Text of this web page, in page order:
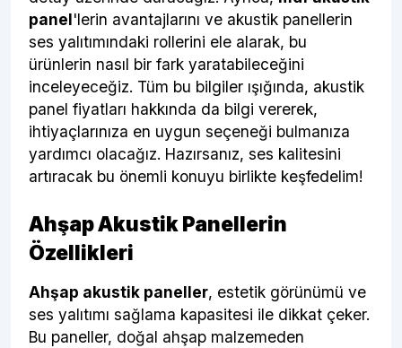
panel'lerin avantajlarını ve akustik panellerin
ses yalıtımındaki rollerini ele alarak, bu
ürünlerin nasıl bir fark yaratabileceğini
inceleyeceğiz. Tüm bu bilgiler ışığında, akustik
panel fiyatları hakkında da bilgi vererek,
ihtiyaçlarınıza en uygun seçeneği bulmanıza
yardımcı olacağız. Hazırsanız, ses kalitesini
artıracak bu önemli konuyu birlikte keşfedelim!
Ahşap Akustik Panellerin
Özellikleri
Ahşap akustik paneller, estetik görünümü ve
ses yalıtımı sağlama kapasitesi ile dikkat çeker.
Bu paneller, doğal ahşap malzemeden